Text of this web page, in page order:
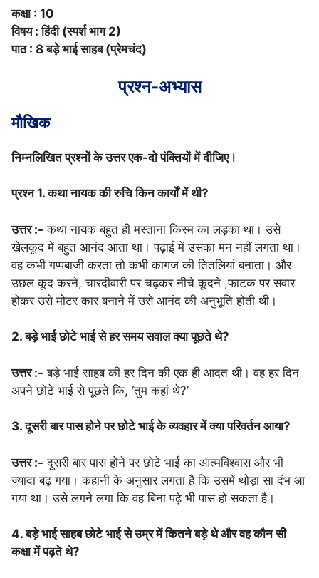
कक्षा : 10
विषय : हिंदी (स्पर्श भाग 2)
पाठ : 8 बड़े भाई साहब (प्रेमचंद)
प्रश्न-अभ्यास
मौखिक
निम्नलिखित प्रश्नों के उत्तर एक-दो पंक्तियों में दीजिए।
प्रश्न 1. कथा नायक की रुचि किन कार्यों में थी?
उत्तर :- कथा नायक बहुत ही मस्ताना किस्म का लड़का था। उसे
खेलकूद में बहुत आनंद आता था। पढ़ाई में उसका मन नहीं लगता था।
वह कभी गप्पबाजी करता तो कभी कागज की तितलियां बनाता। और
उछल कूद करने, चारदीवारी पर चढ़कर नीचे कूदने ,फाटक पर सवार
होकर उसे मोटर कार बनाने में उसे आनंद की अनुभूति होती थी।
2. बड़े भाई छोटे भाई से हर समय सवाल क्या पूछते थे?
उत्तर :- बड़े भाई साहब की हर दिन की एक ही आदत थी। वह हर दिन
अपने छोटे भाई से पूछते कि, ‘तुम कहां थे?’
3. दूसरी बार पास होने पर छोटे भाई के व्यवहार में क्या परिवर्तन आया?
उत्तर :- दूसरी बार पास होने पर छोटे भाई का आत्मविश्वास और भी
ज्यादा बढ़ गया। कहानी के अनुसार लगता है कि उसमें थोड़ा सा दंभ आ
गया था। उसे लगने लगा कि वह बिना पढ़े भी पास हो सकता है।
4. बड़े भाई साहब छोटे भाई से उम्र में कितने बड़े थे और वह कौन सी
कक्षा में पढ़ते थे?